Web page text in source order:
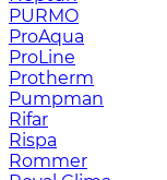
PURMO
ProAqua
ProLine
Protherm
Pumpman
Rifar
Rispa
Rommer